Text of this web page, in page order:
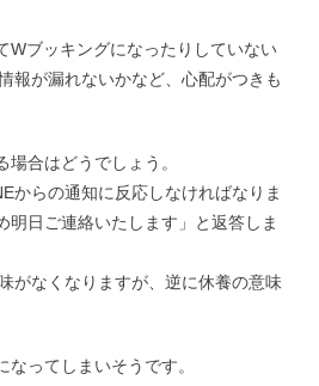
Wブッキングになったりしていない
報が漏れないかなど、心配がつきも
合はどうでしょう。
からの通知に反応しなければなりま
明日ご連絡いたします」と返答しま
がなくなりますが、逆に休養の意味
ってしまいそうです。